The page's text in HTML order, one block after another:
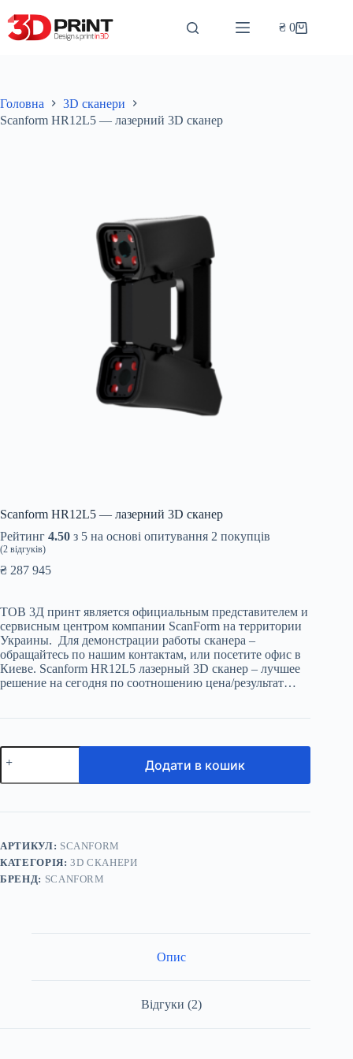
до
вмісту
Кошик
₴ 0
Головна
3D сканери
Scanform HR12L5 — лазерний 3D сканер
Scanform HR12L5 — лазерний 3D сканер
Рейтинг 4.50 з 5 на основі опитування 2 покупців
(2 відгуків)
₴ 287 945
ТОВ 3Д принт является официальным представителем и
сервисным центром компании ScanForm на территории
Украины. Для демонстрации работы сканера –
обращайтесь по нашим контактам, или посетите офис в
Киеве. Scanform HR12L5 лазерный 3D сканер – лучшее
решение на сегодня по соотношению цена/результат…
Scanform
HR12L5
Додати в кошик
АРТИКУЛ: SCANFORM
КАТЕГОРІЯ:3D СКАНЕРИ
БРЕНД: SCANFORM
Опис
Відгуки (2)